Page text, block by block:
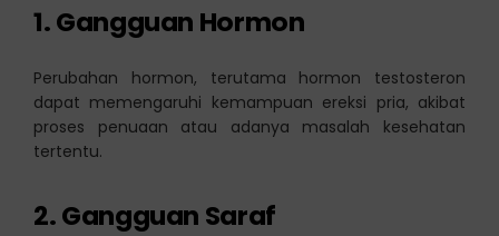
1. Gangguan Hormon
Perubahan hormon, terutama hormon testosteron
dapat memengaruhi kemampuan ereksi pria, akibat
proses penuaan atau adanya masalah kesehatan
tertentu.
2. Gangguan Saraf